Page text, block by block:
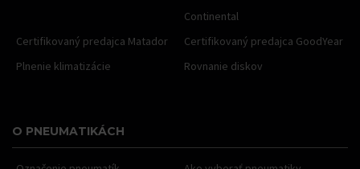
Continental
Certifikovaný predajca Matador
Certifikovaný predajca GoodYear
Plnenie klimatizácie
Rovnanie diskov
O PNEUMATIKÁCH